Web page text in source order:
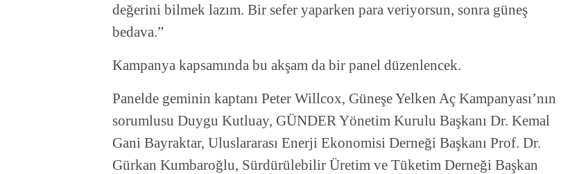
değerini bilmek lazım. Bir sefer yaparken para veriyorsun, sonra güneş
bedava.”
Kampanya kapsamında bu akşam da bir panel düzenlencek.
Panelde geminin kaptanı Peter Willcox, Güneşe Yelken Aç Kampanyası’nın
sorumlusu Duygu Kutluay, GÜNDER Yönetim Kurulu Başkanı Dr. Kemal
Gani Bayraktar, Uluslararası Enerji Ekonomisi Derneği Başkanı Prof. Dr.
Gürkan Kumbaroğlu, Sürdürülebilir Üretim ve Tüketim Derneği Başkan